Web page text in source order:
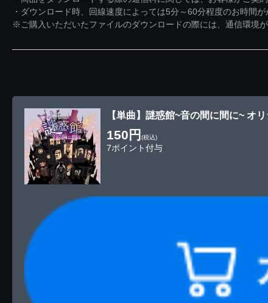
・ダウンロード時、回線速度によっては5分～60分程度のお時間が
※ご購入いただいたファイルのダウンロードの際には、通信環境
【単曲】謎惑館~音の間に間に~ オ
150円 (税込)
7ポイント付与